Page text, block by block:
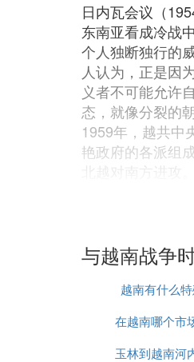
日内瓦会议（
东南亚看成冷战
个人独断独行的
人认为，正是因
义者不可能允许
态，就像分裂的
1959年，越共中
艳政府的各派组
北越对南方进攻。
1961年6月，美
的方式使他在
语）。”这时候
心。同时认为
此时，民族解
族解放战线扩
一事件也常被认
1972年3月，武
与越南战争
越南有什么
在越南哪个市
最便宜
玉林到越南河